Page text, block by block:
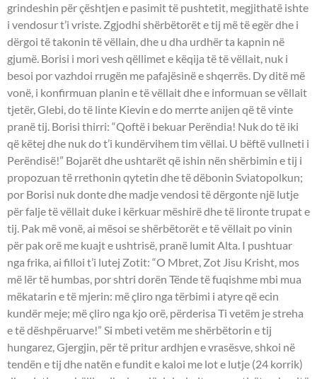
grindeshin për çështjen e pasimit të pushtetit, megjithatë ishte
i vendosur t’i vriste. Zgjodhi shërbëtorët e tij më të egër dhe i
dërgoi të takonin të vëllain, dhe u dha urdhër ta kapnin në
gjumë. Borisi i mori vesh qëllimet e këqija të të vëllait, nuk i
besoi por vazhdoi rrugën me pafajësinë e shqerrës. Dy ditë më
vonë, i konfirmuan planin e të vëllait dhe e informuan se vëllait
tjetër, Glebi, do të linte Kievin e do merrte anijen që të vinte
pranë tij. Borisi thirri: “Qoftë i bekuar Perëndia! Nuk do të iki
që këtej dhe nuk do t’i kundërvihem tim vëllai. U bëftë vullneti i
Perëndisë!” Bojarët dhe ushtarët që ishin nën shërbimin e tij i
propozuan të rrethonin qytetin dhe të dëbonin Sviatopolkun;
por Borisi nuk donte dhe madje vendosi të dërgonte një lutje
për falje të vëllait duke i kërkuar mëshirë dhe të lironte trupat e
tij. Pak më vonë, ai mësoi se shërbëtorët e të vëllait po vinin
për pak orë me kuajt e ushtrisë, pranë lumit Alta. I pushtuar
nga frika, ai filloi t’i lutej Zotit: “O Mbret, Zot Jisu Krisht, mos
më lër të humbas, por shtri dorën Tënde të fuqishme mbi mua
mëkatarin e të mjerin: më çliro nga tërbimi i atyre që ecin
kundër meje; më çliro nga kjo orë, përderisa Ti vetëm je streha
e të dëshpëruarve!” Si mbeti vetëm me shërbëtorin e tij
hungarez, Gjergjin, për të pritur ardhjen e vrasësve, shkoi në
tendën e tij dhe natën e fundit e kaloi me lot e lutje (24 korrik)